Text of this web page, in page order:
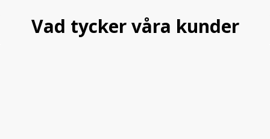
Vad tycker våra kunder